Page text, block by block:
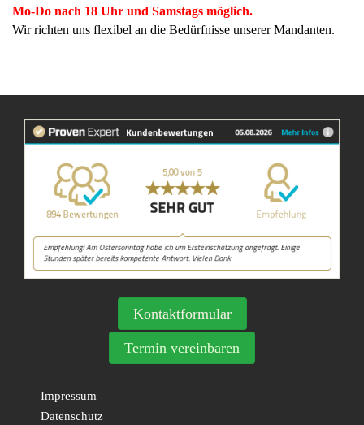
Mo-Do nach 18 Uhr und Samstags möglich.
Wir richten uns flexibel an die Bedürfnisse unserer Mandanten.
Kontaktformular
Termin vereinbaren
Impressum
Datenschutz